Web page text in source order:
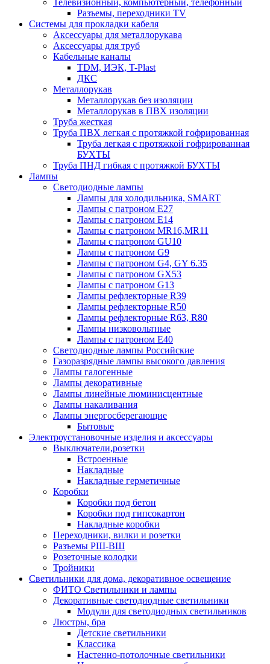
Телевизионный, компьютерный, телефонный
Разъемы, переходники TV
Системы для прокладки кабеля
Аксессуары для металлорукава
Аксессуары для труб
Кабельные каналы
TDM, ИЭК, T-Plast
ДКС
Металлорукав
Металлорукав без изоляции
Металлорукав в ПВХ изоляции
Труба жесткая
Труба ПВХ легкая с протяжкой гофрированная
Труба легкая с протяжкой гофрированная
БУХТЫ
Труба ПНД гибкая с протяжкой БУХТЫ
Лампы
Светодиодные лампы
Лампы для холодильника, SMART
Лампы с патроном E27
Лампы с патроном Е14
Лампы с патроном MR16,MR11
Лампы с патроном GU10
Лампы с патроном G9
Лампы с патроном G4, GY 6.35
Лампы с патроном GX53
Лампы с патроном G13
Лампы рефлекторные R39
Лампы рефлекторные R50
Лампы рефлекторные R63, R80
Лампы низковольтные
Лампы с патроном Е40
Светодиодные лампы Российские
Газоразрядные лампы высокого давления
Лампы галогенные
Лампы декоративные
Лампы линейные люминисцентные
Лампы накаливания
Лампы энергосберегающие
Бытовые
Электроустановочные изделия и аксессуары
Выключатели,розетки
Встроенные
Накладные
Накладные герметичные
Коробки
Коробки под бетон
Коробки под гипсокартон
Накладные коробки
Переходники, вилки и розетки
Разъемы РШ-ВШ
Розеточные колодки
Тройники
Светильники для дома, декоративное освещение
ФИТО Светильники и лампы
Декоративные светодиодные светильники
Модули для светодиодных светильников
Люстры, бра
Детские светильники
Классика
Настенно-потолочные светильники